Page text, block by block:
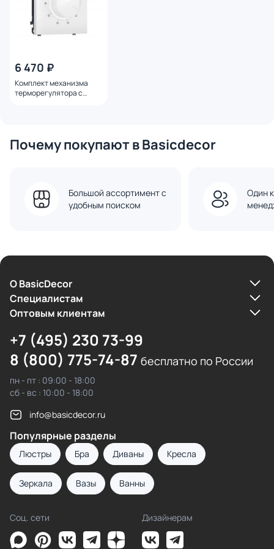
6 470 ₽
Комплект механизма
терморегулятора с
QUANT PRO
Почему покупают в Basicdecor
Большой ассортимент с
удобным поиском
Один
О BasicDecor
Cпециалистам
Оптовым клиентам
+7 (495) 230 73-99
8 (800) 775-74-87 бесплатно по России
пн - пт : 09:00 - 18:00
сб - вс : 10:00 - 18:00
info@basicdecor.ru
Популярные разделы
Люстры Бра Диваны Кресла
Зеркала Вазы Ванны
Соц. сети Дизайнерам